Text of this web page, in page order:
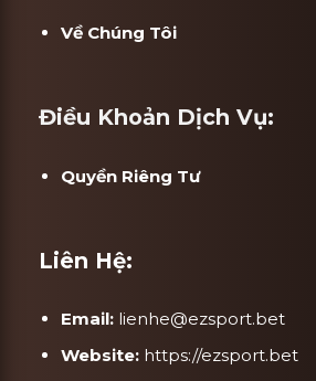
Về Chúng Tôi
Điều Khoản Dịch Vụ:
Quyền Riêng Tư
Liên Hệ:
Email: lienhe@ezsport.bet
Website: https://ezsport.bet